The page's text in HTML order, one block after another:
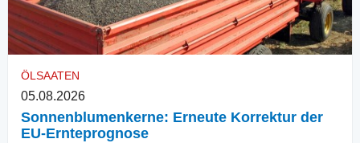
ÖLSAATEN
05.08.2026
Sonnenblumenkerne: Erneute Korrektur der
EU-Ernteprognose